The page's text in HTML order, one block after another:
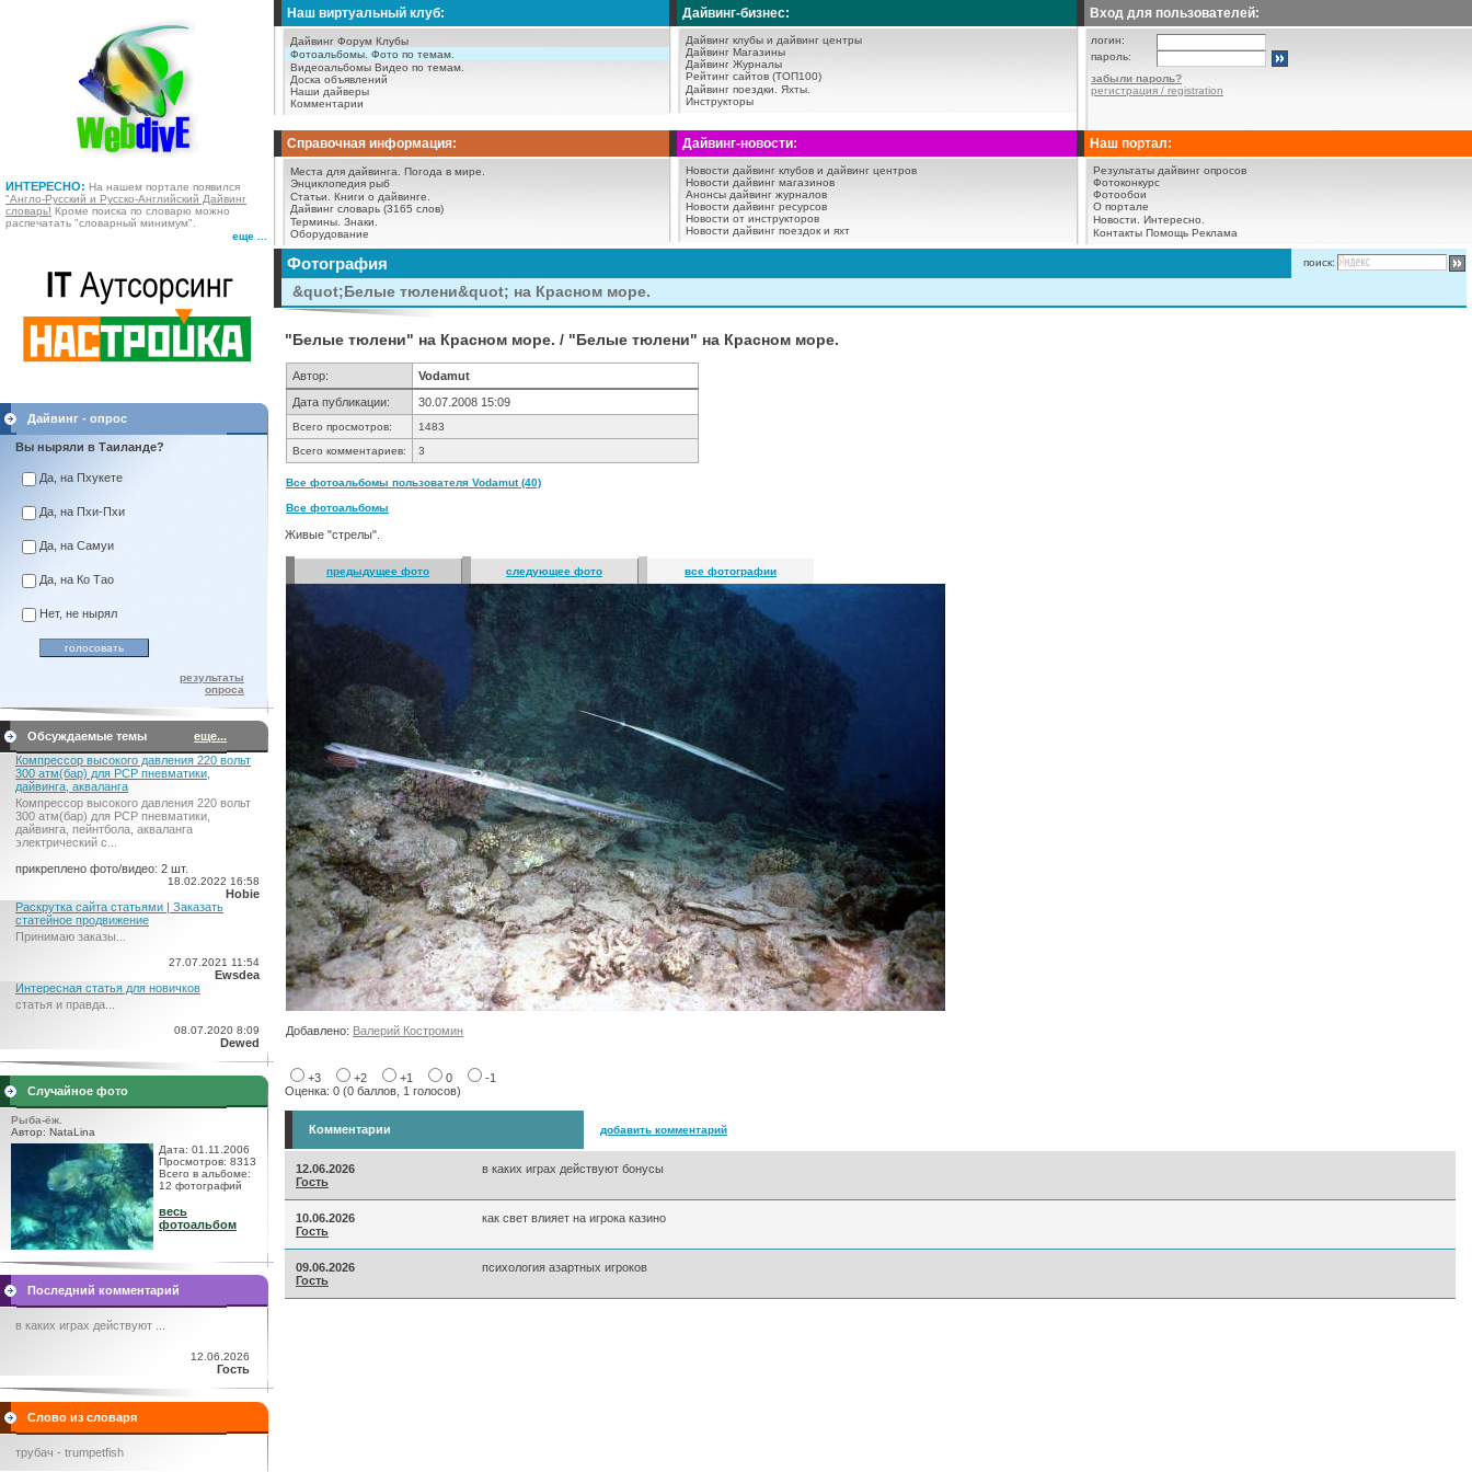
ИНТЕРЕСНО: На нашем портале появился
"Англо-Русский и Русско-Английский Дайвинг
словарь! Кроме поиска по словарю можно
распечатать "словарный минимум".
еще ...
Наш виртуальный клуб:
Дайвинг Форум Клубы
Фотоальбомы. Фото по темам.
Видеоальбомы Видео по темам.
Доска объявлений
Наши дайверы
Комментарии
Дайвинг-бизнес:
Дайвинг клубы и дайвинг центры
Дайвинг Магазины
Дайвинг Журналы
Рейтинг сайтов (ТОП100)
Дайвинг поездки.
Яхты.
Инструкторы
Вход для пользователей:
логин:
пароль:
забыли пароль?
регистрация / registration
Справочная информация:
Места для дайвинга.
Погода в мире.
Энциклопедия рыб
Статьи.
Книги о дайвинге.
Дайвинг словарь (3165 слов)
Термины. Знаки.
Оборудование
Дайвинг-новости:
Новости дайвинг клубов и дайвинг центров
Новости дайвинг магазинов
Анонсы дайвинг журналов
Новости дайвинг ресурсов
Новости от инструкторов
Новости дайвинг поездок и яхт
Наш портал:
Результаты дайвинг опросов
Фотоконкурс
Фотообои
О портале
Новости.
Интересно.
Контакты Помощь Реклама
Дайвинг - опрос
Вы ныряли в Таиланде?
Да, на Пхукете
Да, на Пхи-Пхи
Да, на Самуи
Да, на Ко Тао
Нет, не нырял
результаты
опроса
Обсуждаемые темы
еще...
Компрессор высокого давления 220 вольт
300 атм(бар) для PCP пневматики,
дайвинга, акваланга
Компрессор высокого давления 220 вольт
300 атм(бар) для PCP пневматики,
дайвинга, пейнтбола, акваланга
электрический c...
прикреплено фото/видео: 2 шт.
18.02.2022 16:58
Hobie
Раскрутка сайта статьями | Заказать
статейное продвижение
Принимаю заказы...
27.07.2021 11:54
Ewsdea
Интересная статья для новичков
статья и правда...
08.07.2020 8:09
Dewed
Случайное фото
Рыба-ёж.
Автор: NataLina
Дата: 01.11.2006
Просмотров: 8313
Всего в альбоме:
12 фотографий
весь
фотоальбом
Последний комментарий
в каких играх действуют ...
12.06.2026
Гость
Слово из словаря
трубач - trumpetfish
Фотография поиск:
&quot;Белые тюлени&quot; на Красном море.
"Белые тюлени" на Красном море. / "Белые тюлени" на Красном море.
Автор:
Vodamut
Дата публикации:
30.07.2008 15:09
Всего просмотров:
1483
Всего комментариев:
3
Все фотоальбомы пользователя Vodamut (40)
Все фотоальбомы
Живые "стрелы".
предыдущее фото следующее фото все фотографии
Добавлено: Валерий Костромин
+3 +2 +1 0
-1
Оценка: 0 (0 баллов, 1 голосов)
Комментарии добавить комментарий
12.06.2026
Гость
в каких играх действуют бонусы
10.06.2026
Гость
как свет влияет на игрока казино
09.06.2026
Гость
психология азартных игроков